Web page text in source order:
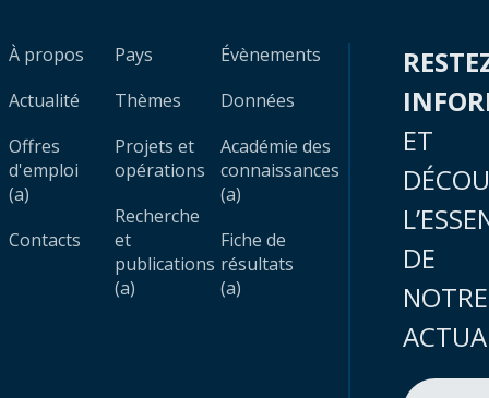
À propos
Actualité
Offres
d'emploi
(a)
Contacts
Pays
Thèmes
Projets et
opérations
Recherche
et
publications
(a)
Évènements
Données
Académie des
connaissances
(a)
Fiche de
résultats
(a)
ET
DE
NOTRE